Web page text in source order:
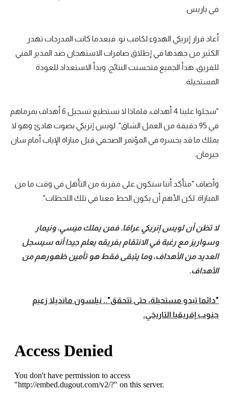
كويز في الجول
فيديو في الجول
في باريس.
أعاد قرار إنريكي الهدوء لكامب نو. فبعدما كانت المدرجات تهدر
الكثير من جهدها في إطلاق صافرات الاستهجان ضد المدير الفني
للفريق، هدأ الجميع فتحسنت النتائج، وبدأ الاستعداد للعودة
المستحيلة.
"سجلوا علينا 4 أهداف، فلماذا لا نستطيع تسجيل 6 أهداف بمرماهم
في 95 دقيقة من العمل الشاق". لويس إنريكي بصوت هادئ وهو لا
يملك ما قد يخسره في المؤتمر الصحفي قبل مباراة الإياب أمام سان
جيرمان.
وأضاف "متأكد أننا سنكون على مقربة من التأهل في وقت ما من
المباراة. لكن الأهم أن يكون الحظ معنا في تلك اللحظات".
لا تظن أن لويس إنريكي عرافا. فمن يملك ميسي، ونيمار
وسواريز مع رغبة في الانتقام بفريقه يعلم جيدا أنه سيسجل
العديد من الأهداف، وما يتبقى فقط هو تأمين ظهورهم من
الأهداف.
"دائما تبدو مستحيلة، حتى تتحقق".. نيلسون مانديلا زعيم
جنوب إفريقيا التاريخي.